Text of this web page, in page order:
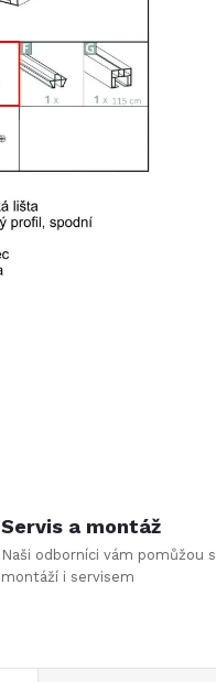
Servis a montáž
Naši odborníci vám pomůžou s
montáží i servisem